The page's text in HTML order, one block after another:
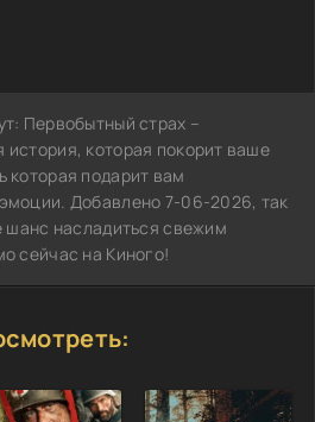
Первобытный страх –
которая покорит ваше
которая подарит вам
Добавлено 7-06-2026, так
шанс насладиться свежим
сейчас на Киного!